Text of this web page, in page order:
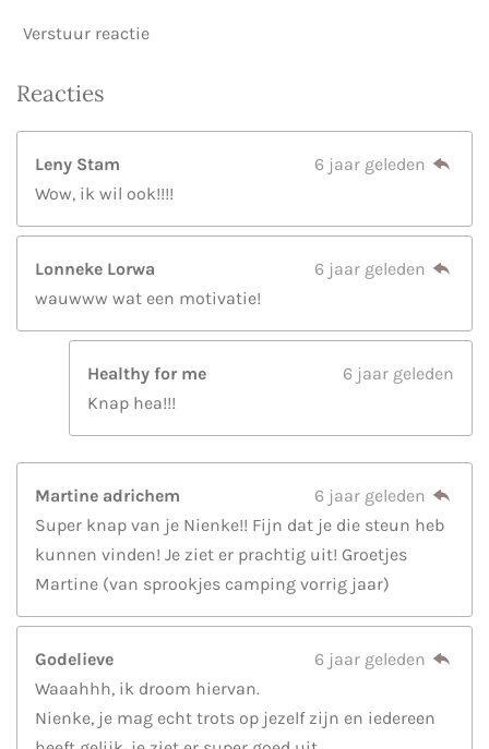
Verstuur reactie
Reacties
Leny Stam
6 jaar geleden
Wow, ik wil ook!!!!
Lonneke Lorwa
6 jaar geleden
wauwww wat een motivatie!
Healthy for me
6 jaar geleden
Knap hea!!!
Martine adrichem
6 jaar geleden
Super knap van je Nienke!! Fijn dat je die steun heb
kunnen vinden! Je ziet er prachtig uit! Groetjes
Martine (van sprookjes camping vorrig jaar)
Godelieve
6 jaar geleden
Waaahhh, ik droom hiervan.
Nienke, je mag echt trots op jezelf zijn en iedereen